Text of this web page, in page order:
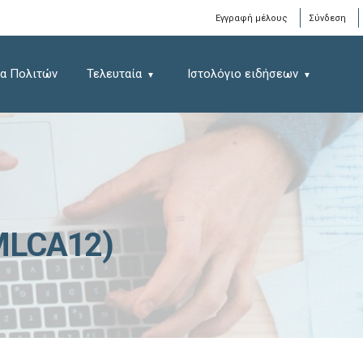
Εγγραφή μέλους Σύνδεση
Πολιτών Τελευταία Ιστολόγιο ειδήσεων